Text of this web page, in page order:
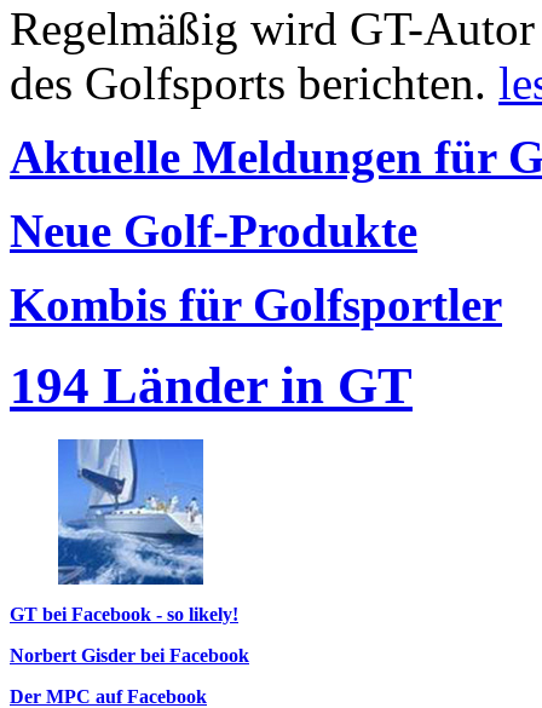
Regelmäßig wird GT-
des Golfsports berichten.
Aktuelle Meldungen für
Neue Golf-Produkte
Kombis für Golfsportler
194 Länder in GT
GT bei Facebook - so likely!
Norbert Gisder bei Facebook
Der MPC auf Facebook